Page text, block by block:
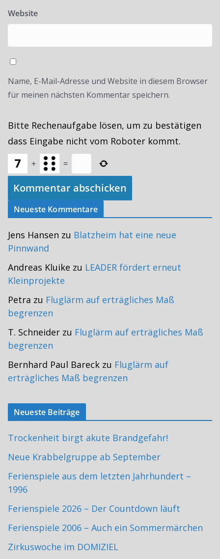
Website
Name, E-Mail-Adresse und Website in diesem Browser
für meinen nächsten Kommentar speichern.
Bitte Rechenaufgabe lösen, um zu bestätigen
dass Eingabe nicht vom Roboter kommt.
+ =
Neueste Kommentare
Jens Hansen zu Blatzheim hat eine neue
Pinnwand
Andreas Kluike zu LEADER fördert erneut
Kleinprojekte
Petra zu Fluglärm auf erträgliches Maß
begrenzen
T. Schneider zu Fluglärm auf erträgliches Maß
begrenzen
Bernhard Paul Bareck zu Fluglärm auf
erträgliches Maß begrenzen
Neueste Beiträge
Trockenheit birgt akute Brandgefahr!
Neue Krabbelgruppe ab September
Ferienspiele aus dem letzten Jahrhundert –
1996
Ferienspiele 2026 – Der Countdown läuft
Ferienspiele 2006 – Auch ein Sommermärchen
Zirkuswoche im DOMIZIEL